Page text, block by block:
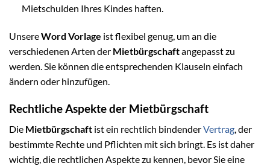
Mietschulden Ihres Kindes haften.
UnsereWord Vorlage ist flexibel genug, um an die
verschiedenen Arten der Mietbürgschaftangepasst zu
werden. Sie können die entsprechenden Klauseln einfach
ändern oder hinzufügen.
Rechtliche Aspekte der Mietbürgschaft
Die Mietbürgschaft ist ein rechtlich bindenderVertrag, der
bestimmte Rechte und Pflichten mit sich bringt. Es ist daher
wichtig, die rechtlichen Aspekte zu kennen, bevor Sie eine